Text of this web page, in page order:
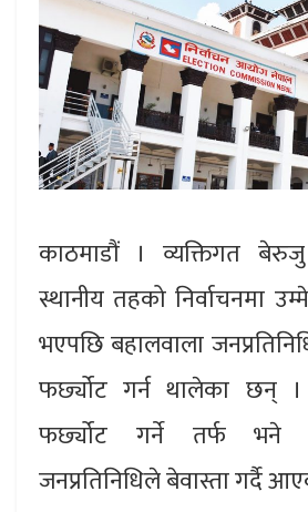
काठमाडौं । व्यक्तिगत
स्थानीय तहको निर्वाचनमा
भएपछि बहालवाला
फर्छ्योट गर्न थालेका छन्
फर्छ्योट गर्ने तर्फ भने
जनप्रतिनिधिले बेवास्ता गर्दै